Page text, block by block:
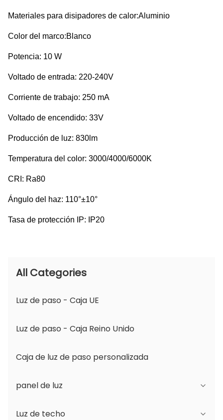
Materiales para disipadores de calor:Aluminio
Color del marco:Blanco
Potencia: 10 W
Voltado de entrada: 220-240V
Corriente de trabajo: 250 mA
Voltado de encendido: 33V
Producción de luz: 830lm
Temperatura del color: 3000/4000/6000K
CRI: Ra80
Ángulo del haz: 110°±10°
Tasa de protección IP: IP20
All Categories
Luz de paso - Caja UE
Luz de paso - Caja Reino Unido
Caja de luz de paso personalizada
panel de luz
Serie JDL
Luz de techo